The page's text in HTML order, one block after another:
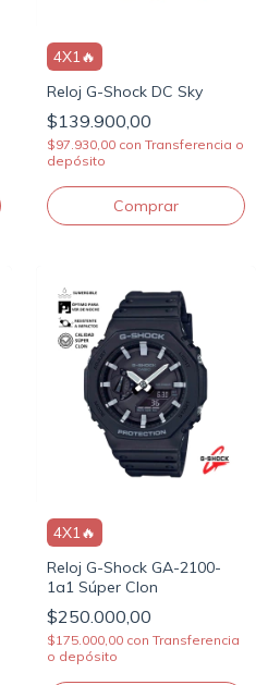
4X1🔥
Reloj G-Shock DC Sky
$139.900,00
$97.930,00 con Transferencia o
depósito
4X1🔥
Reloj G-Shock GA-2100-
1a1 Súper Clon
$250.000,00
$175.000,00 con Transferencia
o depósito